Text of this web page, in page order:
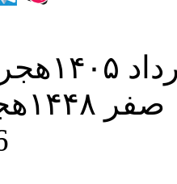
شمسی
۲۲ صفر ۱۴۴۸هجری قمری